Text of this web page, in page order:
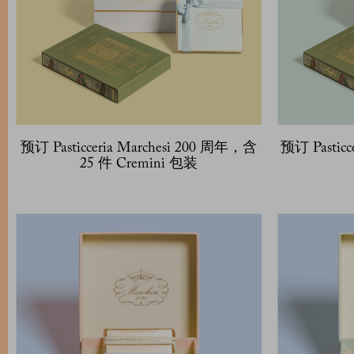
预订 Pasticceria Marchesi 200 周年，含
25 件 Cremini 包装
预订